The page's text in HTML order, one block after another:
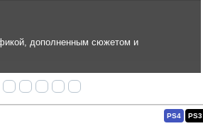
феодальной Японии от
PS3
PS4